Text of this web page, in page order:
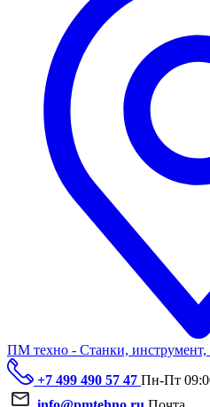
ПМ техно - Станки, инструмент,
+7 499 490 57 47 Пн-Пт